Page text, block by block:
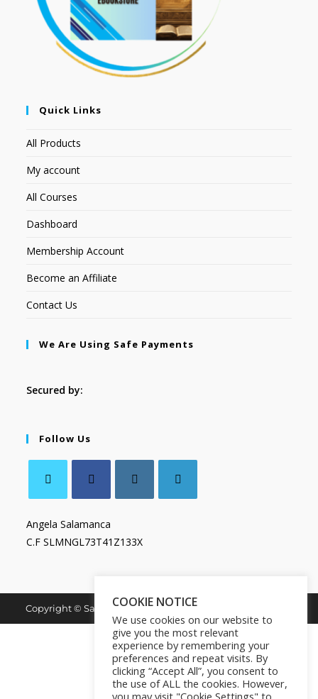
Quick Links
All Products
My account
All Courses
Dashboard
Membership Account
Become an Affiliate
Contact Us
We Are Using Safe Payments
Secured by:
Follow Us
Angela Salamanca
C.F SLMNGL73T41Z133X
Copyright © Salamanca Book & Store. All Rights Reserved.
COOKIE NOTICE
We use cookies on our website to
give you the most relevant
experience by remembering your
preferences and repeat visits. By
clicking “Accept All”, you consent to
the use of ALL the cookies. However,
you may visit "Cookie Settings" to